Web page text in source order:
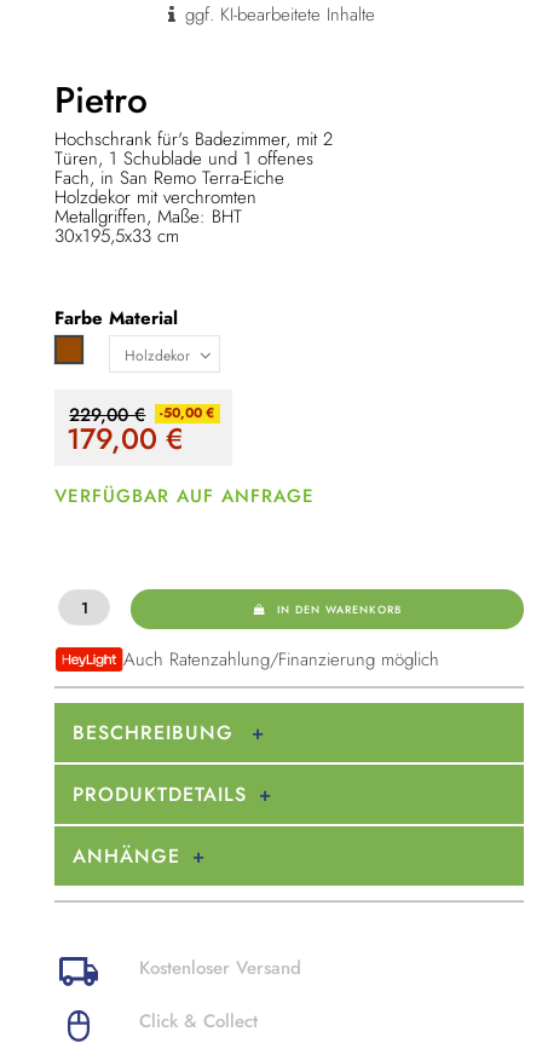
ggf. KI-bearbeitete Inhalte
Pietro
Hochschrank für's Badezimmer, mit 2
Türen, 1 Schublade und 1 offenes
Fach, in San Remo Terra-Eiche
Holzdekor mit verchromten
Metallgriffen, Maße: BHT
30x195,5x33 cm
Farbe Material
229,00 € -50,00 €
179,00€
VERFÜGBAR AUF ANFRAGE
IN DEN WARENKORB
Auch Ratenzahlung/Finanzierung möglich
BESCHREIBUNG
PRODUKTDETAILS
ANHÄNGE
Kostenloser Versand
Click & Collect